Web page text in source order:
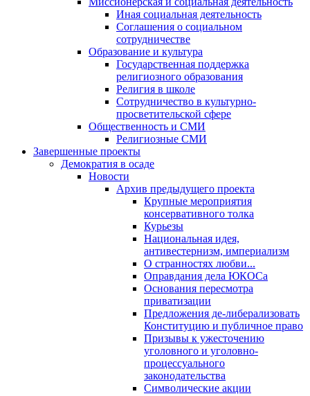
Иная социальная деятельность
Соглашения о социальном
сотрудничестве
Образование и культура
Государственная поддержка
религиозного образования
Религия в школе
Сотрудничество в культурно-
просветительской сфере
Общественность и СМИ
Религиозные СМИ
Завершенные проекты
Демократия в осаде
Новости
Архив предыдущего проекта
Крупные мероприятия
консервативного толка
Курьезы
Национальная идея,
антивестернизм, империализм
О странностях любви...
Оправдания дела ЮКОСа
Основания пересмотра
приватизации
Предложения де-либерализовать
Конституцию и публичное право
Призывы к ужесточению
уголовного и уголовно-
процессуального
законодательства
Символические акции